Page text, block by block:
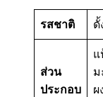
รสชาติ ดั้
ส่วน
ประกอบ
แ
ม
ผ